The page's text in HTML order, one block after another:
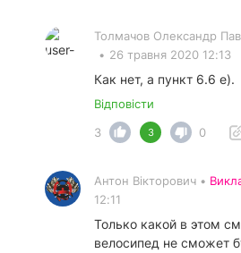
Толмачов Олександр
• 26 травня 2020 12:13
Как нет, а пункт 6.6 е).
Відповісти
3
3 0
Антон Вікторович •
12:11
Только какой в этом
велосипед не сможет